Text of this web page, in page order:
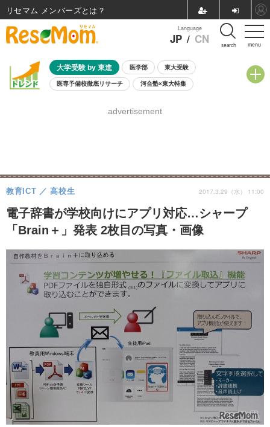
menu
Language
JP / CN search
大学受験 by 東進 医学部 東大受験
医専予備校徹底リサーチ 河合塾×東大特集
8月開催学校説明会・相談会
advertisement
電子辞書が学校向けにアプリ対応…シャープ
「Brain＋」発表 2枚目の写真・画像
教育ICT 高校生 2017.3.29（水） 11:00
リセマム メンバーズ